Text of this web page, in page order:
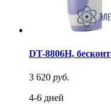
DT-8806H,
3 620 руб.
4-6 дней